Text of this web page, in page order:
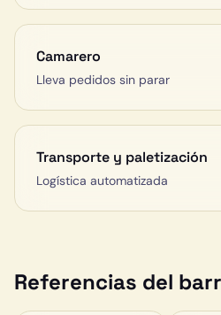
Camarero
Lleva pedidos sin parar
Transporte y paletización
Logística automatizada
Referencias del